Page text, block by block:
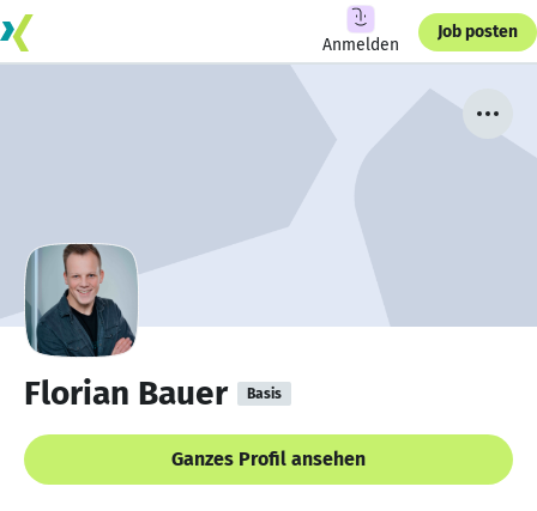
Anmelden
Job posten
Florian Bauer Basis
Ganzes Profil ansehen